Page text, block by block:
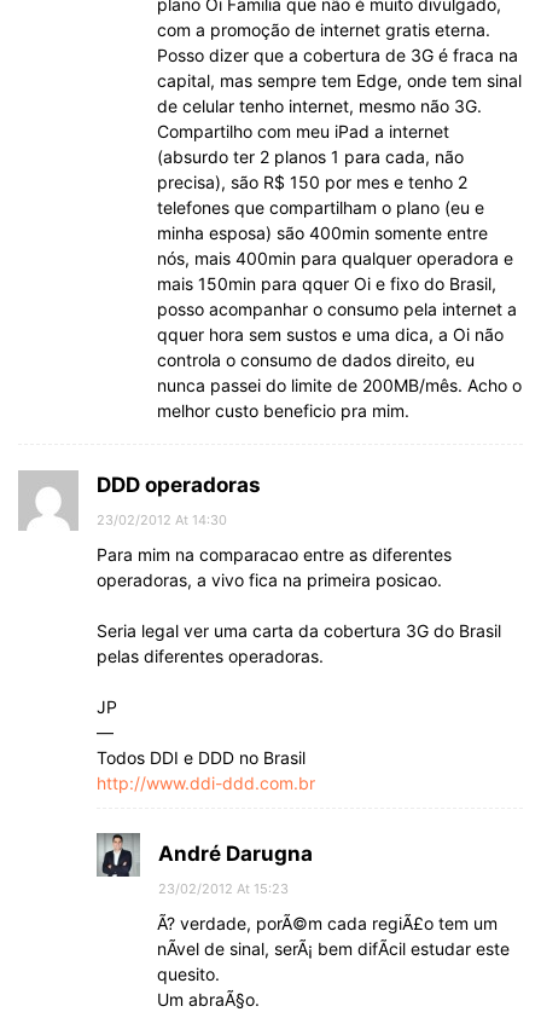
plano Oi Familia que não é muito divulgado,
com a promoção de internet gratis eterna.
Posso dizer que a cobertura de 3G é fraca na
capital, mas sempre tem Edge, onde tem sinal
de celular tenho internet, mesmo não 3G.
Compartilho com meu iPad a internet
(absurdo ter 2 planos 1 para cada, não
precisa), são R$ 150 por mes e tenho 2
telefones que compartilham o plano (eu e
minha esposa) são 400min somente entre
nós, mais 400min para qualquer operadora e
mais 150min para qquer Oi e fixo do Brasil,
posso acompanhar o consumo pela internet a
qquer hora sem sustos e uma dica, a Oi não
controla o consumo de dados direito, eu
nunca passei do limite de 200MB/mês. Acho o
melhor custo beneficio pra mim.
DDD operadoras
23/02/2012 At 14:30
Para mim na comparacao entre as diferentes
operadoras, a vivo fica na primeira posicao.
Seria legal ver uma carta da cobertura 3G do Brasil
pelas diferentes operadoras.
JP
—
Todos DDI e DDD no Brasil
http://www.ddi-ddd.com.br
André Darugna
23/02/2012 At 15:23
Ã? verdade, porÃ©m cada regiÃ£o tem um
nÃ­vel de sinal, serÃ¡ bem difÃ­cil estudar este
quesito.
Um abraÃ§o.